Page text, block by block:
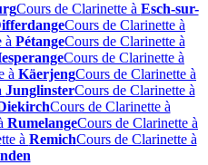
Cours de Clarinette à Esch-sur-
Cours de Clarinette à
à PétangeCours de Clarinette à
Cours de Clarinette à
à KäerjengCours de Clarinette à
JunglinsterCours de Clarinette à
Cours de Clarinette à
RumelangeCours de Clarinette à
à RemichCours de Clarinette à